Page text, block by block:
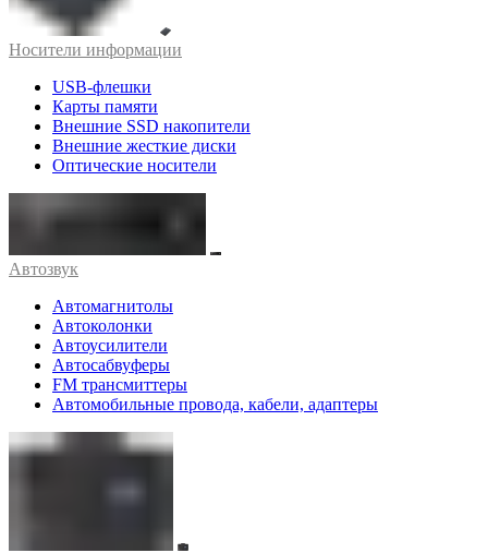
Носители информации
USB-флешки
Карты памяти
Внешние SSD накопители
Внешние жесткие диски
Оптические носители
Автозвук
Автомагнитолы
Автоколонки
Автоусилители
Автосабвуферы
FM трансмиттеры
Автомобильные провода, кабели, адаптеры